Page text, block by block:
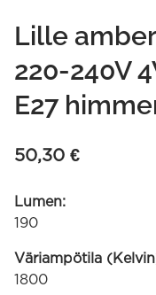
Lille
220-240V
E27
50,30 €
Lumen:
190
Väriampötila
1800